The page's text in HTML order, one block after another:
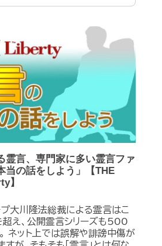
霊言、専門家に多い霊言ファ
の話をしよう」【THE
】
大川隆法総裁による霊言はこ
え、公開霊言シリーズも500
ネット上では誤解や誹謗中傷が